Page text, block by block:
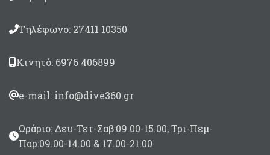
Τηλέφωνο: 27411 10350
Κινητό: 6976 406899
e-mail: info@dive360.gr
Ωράριο: Δευ-Τετ-Σαβ:09.00-15.00, Τρι-Πεμ-
Παρ:09.00-14.00 & 17.00-21.00